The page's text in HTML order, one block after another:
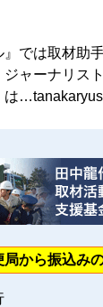
』では取材助
ャーナリス
は
局から振込み